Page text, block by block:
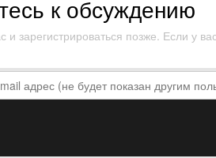
к обсуждению
зарегистрироваться позже. Если у